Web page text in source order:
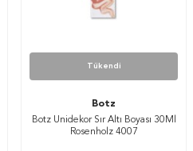
Tükendi
Botz
Botz Unidekor Sır Altı Boyası 30Ml
Rosenholz 4007